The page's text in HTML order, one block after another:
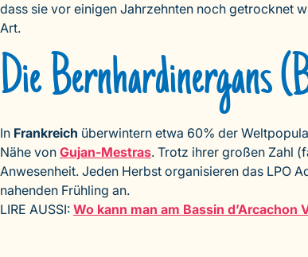
dass sie vor einigen Jahrzehnten noch getrocknet
Art.
Die Bernhardinergans
In Frankreich überwintern etwa 60% der
Nähe von Gujan-Mestras. Trotz ihrer großen Zahl
Anwesenheit. Jeden Herbst organisieren das LPO
nahenden Frühling an.
LIRE AUSSI: Wo kann man am Bassin d’Arcachon